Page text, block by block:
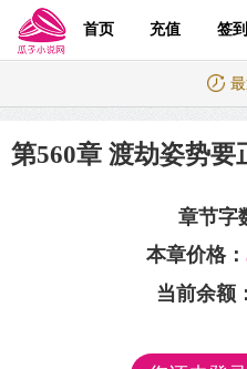
首页 充值 签到
第560章 渡劫姿势要
章节字
本章价格：
当前余额：